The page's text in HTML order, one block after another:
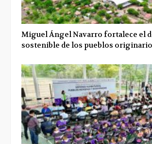
Miguel Ángel Navarro fortalece el
sostenible de los pueblos